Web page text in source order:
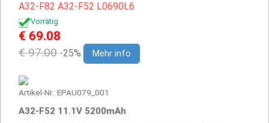
A32-F82 A32-F52 L0690L6
Vorrätig
€ 69.08
€ 97.00 -25% Mehr info
Artikel-Nr.: EPAU079_001
A32-F52 11.1V 5200mAh